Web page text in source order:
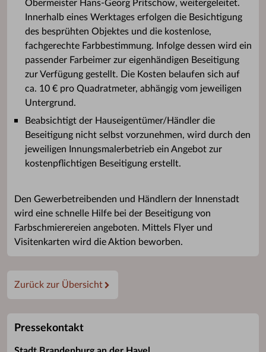
Obermeister Hans-Georg Pritschow, weitergeleitet.
Innerhalb eines Werktages erfolgen die Besichtigung
des besprühten Objektes und die kostenlose,
fachgerechte Farbbestimmung. Infolge dessen wird ein
passender Farbeimer zur eigenhändigen Beseitigung
zur Verfügung gestellt. Die Kosten belaufen sich auf
ca. 10 € pro Quadratmeter, abhängig vom jeweiligen
Untergrund.
Beabsichtigt der Hauseigentümer/Händler die
Beseitigung nicht selbst vorzunehmen, wird durch den
jeweiligen Innungsmalerbetrieb ein Angebot zur
kostenpflichtigen Beseitigung erstellt.
Den Gewerbetreibenden und Händlern der Innenstadt
wird eine schnelle Hilfe bei der Beseitigung von
Farbschmierereien angeboten. Mittels Flyer und
Visitenkarten wird die Aktion beworben.
Zurück zur Übersicht
Pressekontakt